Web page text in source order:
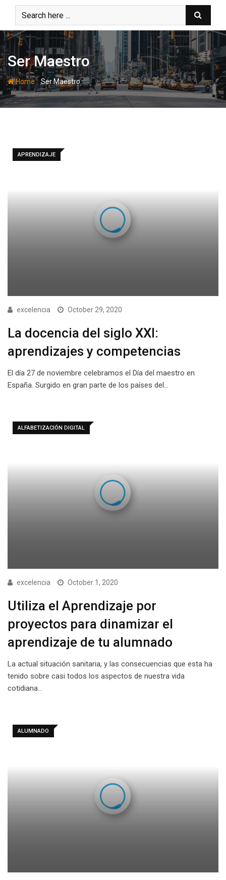
content
Ser Maestro
Home-Ser Maestro
APRENDIZAJE
excelencia October 29, 2020
La docencia del siglo XXI:
aprendizajes y competencias
El día 27 de noviembre celebramos el Día del maestro en
España. Surgido en gran parte de los países del…
ALFABETIZACIÓN DIGITAL
excelencia October 1, 2020
Utiliza el Aprendizaje por
proyectos para dinamizar el
aprendizaje de tu alumnado
La actual situación sanitaria, y las consecuencias que esta ha
tenido sobre casi todos los aspectos de nuestra vida
cotidiana…
ALUMNADO